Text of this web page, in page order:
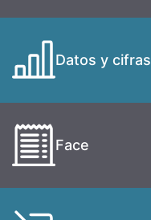
Datos y cifras
Face